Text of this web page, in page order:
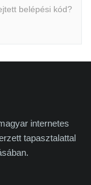
belépési kód?
internetes
tapasztalattal